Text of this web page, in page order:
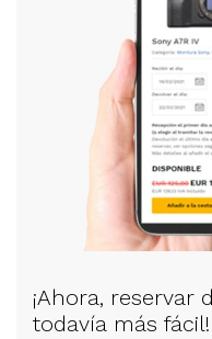
¡Ahora, reservar
todavía más fácil!